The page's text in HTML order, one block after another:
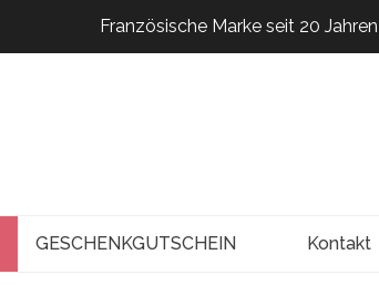
Französische Marke seit 20 Jahren
Französische Marke seit 20 Jahren
GESCHENKGUTSCHEIN Kontakt